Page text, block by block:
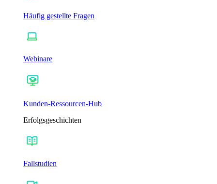
Häufig gestellte Fragen
Webinare
Kunden-Ressourcen-Hub
Erfolgsgeschichten
Fallstudien